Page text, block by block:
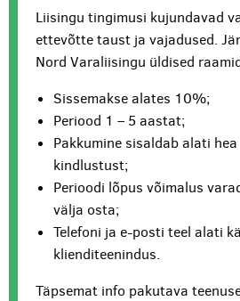
Liisingu tingimusi kujundavad
ettevõtte taust ja vajadused.
Nord Varaliisingu üldised
Sissemakse alates 10%;
Periood 1 – 5 aastat;
Pakkumine sisaldab alati
kindlustust;
Perioodi lõpus võimalus
välja osta;
Telefoni ja e-posti teel alati
klienditeenindus.
Täpsemat info pakutava